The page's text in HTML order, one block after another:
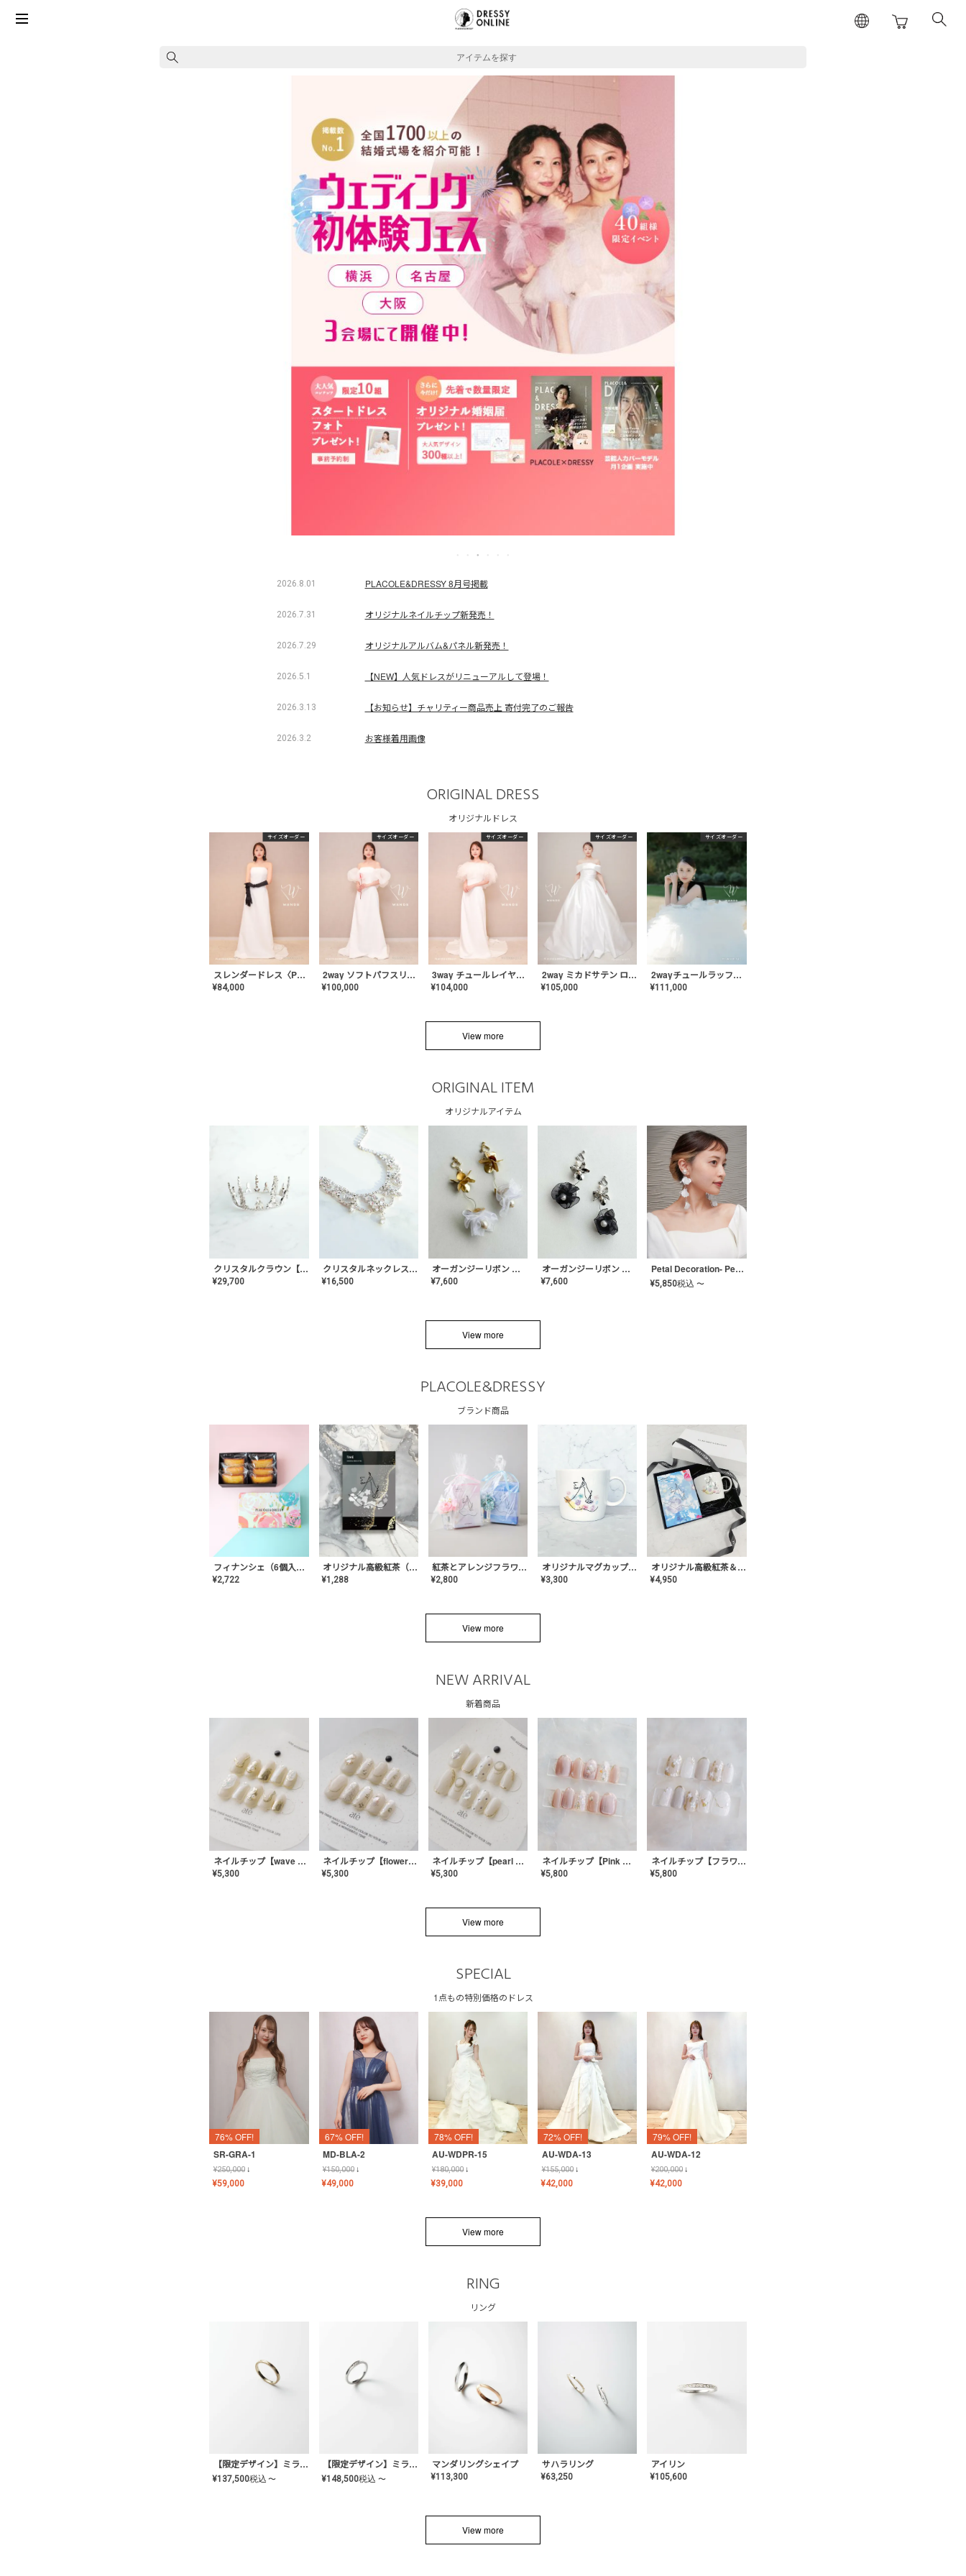
アイテムを探す
2026.8.01 PLACOLE&DRESSY 8月号掲載
2026.7.31 オリジナルネイルチップ新発売！
2026.7.29 オリジナルアルバム&パネル新発売！
2026.5.1 【NEW】人気ドレスがリニューアルして登場！
2026.3.13 【お知らせ】チャリティー商品売上 寄付完了のご報告
2026.3.2 お客様着用画像
ORIGINAL DRESS
オリジナルドレス
サイズオーダー
スレンダードレス〈PD-WDOR-2110〉
¥84,000
サイズオーダー
2way ソフトパフスリーブ スレンダードレス〈PD-WDOR-2112〉
¥100,000
サイズオーダー
3way チュールレイヤーオフショルダー スレンダードレス〈PD-WDOR-2111〉
¥104,000
サイズオーダー
2way ミカドサテン ロールカラードレス〈PD-WDOR-511〉
¥105,000
サイズオーダー
2wayチュールラッフルドレス〈PD-WDOR-341〉
¥111,000
View more
ORIGINAL ITEM
オリジナルアイテム
クリスタルクラウン【MA-COHD-01】韓国風クラウン/ウェディングクラウン/ティアラ
¥29,700
クリスタルネックレス-Lace【MA-CONL-02】
¥16,500
オーガンジーリボン バレリーナイヤリング&ピアス【White】〈PV-COER-12〉
¥7,600
オーガンジーリボン バレリーナイヤリング&ピアス【Black】〈PV-COER-11〉
¥7,600
Petal Decoration- Pearl【JA-COER-3】
¥5,850税込 〜
View more
PLACOLE&DRESSY
ブランド商品
フィナンシェ（6個入り）
¥2,722
オリジナル高級紅茶（TIME/タイム）【ギフト/プチギフト/プレゼント/内祝い/結婚式/オリジナル配合/高品質/ハーブティー/茶葉/記念日/お返し/手土産/美容/おしゃれ】
¥1,288
紅茶とアレンジフラワーのセット
¥2,800
オリジナルマグカップ【AT-TW-03】ギフトセット有/プレゼント/内祝い/結婚式/ペア/食器/テーブルウェア/記念日/お返し/特別/高級/おしゃれ
¥3,300
オリジナル高級紅茶＆マグカップ ギフト【AT-GF-02】ギフトセット/プレゼント/内祝い/結婚式/ハーブティー/高品質/マグカップ/食器/記念日/お返し/手土産/美容/おしゃれ
¥4,950
View more
NEW ARRIVAL
新着商品
ネイルチップ【wave mirror】AE-CONA-04
¥5,300
ネイルチップ【flower shell】AE-CONA-03
¥5,300
ネイルチップ【pearl bijou】AE-CONA-02
¥5,300
ネイルチップ【Pink Glow Nail】MK-CONA-04
¥5,800
ネイルチップ【フラワーシフォンネイル】MK-CONA-03
¥5,800
View more
SPECIAL
1点もの特別価格のドレス
76% OFF!
SR-GRA-1
¥250,000↓
¥59,000
67% OFF!
MD-BLA-2
¥150,000↓
¥49,000
78% OFF!
AU-WDPR-15
¥180,000↓
¥39,000
72% OFF!
AU-WDA-13
¥155,000↓
¥42,000
79% OFF!
AU-WDA-12
¥200,000↓
¥42,000
View more
RING
リング
【限定デザイン】ミライ(mill-ai)リング
¥137,500税込 〜
【限定デザイン】ミライ(mill-ai)リング
¥148,500税込 〜
マンダリングシェイプ
¥113,300
サハラリング
¥63,250
アイリン
¥105,600
View more